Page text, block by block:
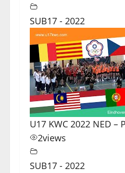
SUB17 - 2022
U17 KWC 2022 NED –
2views
SUB17 - 2022